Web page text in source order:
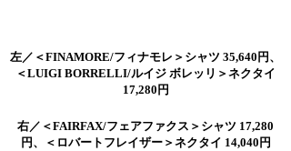
左／＜FINAMORE/フィナモレ＞シャツ 35,640円、
＜LUIGI BORRELLI/ルイジ ボレッリ＞ネクタイ
17,280円
右／＜FAIRFAX/フェアファクス＞シャツ 17,280
円、＜ロバートフレイザー＞ネクタイ 14,040円